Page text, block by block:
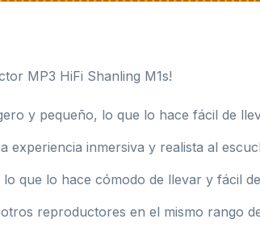
MP3 HiFi Shanling M1s!
y pequeño, lo que lo hace fácil de
experiencia inmersiva y realista al
que lo hace cómodo de llevar y fácil
reproductores en el mismo rango